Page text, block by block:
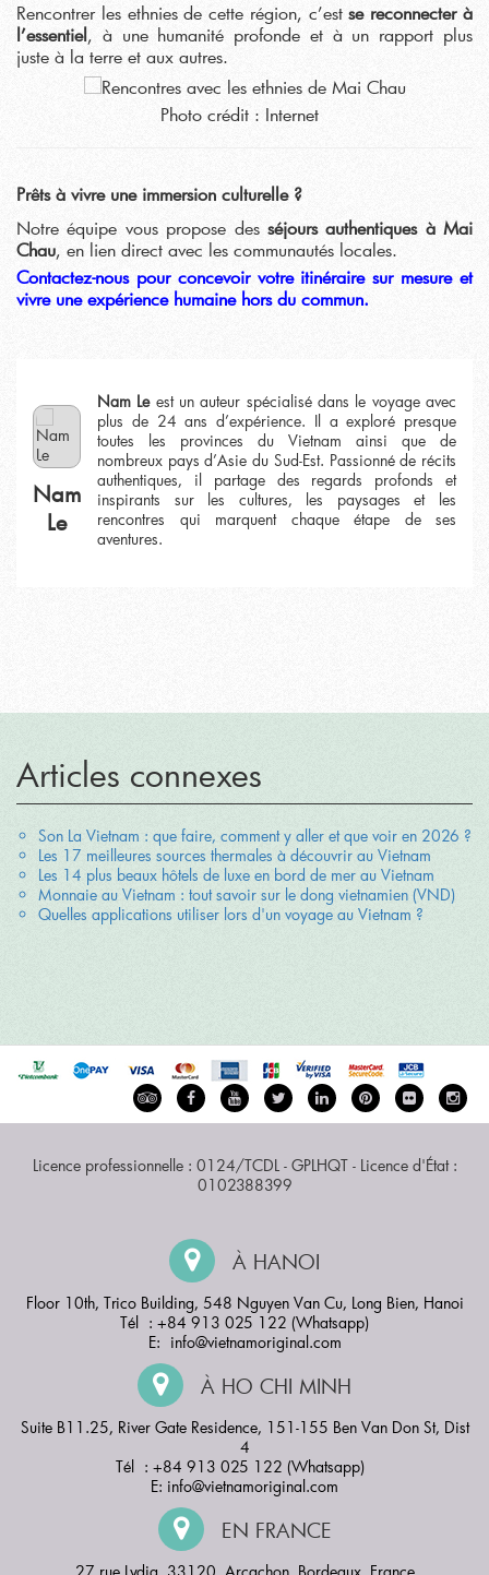
Rencontrer les ethnies de cette région, c’estse reconnecter à
l’essentiel, à une humanité profonde et à un rapport plus
juste à la terre et aux autres.
Photo crédit : Internet
Prêts à vivre une immersion culturelle ?
Notre équipe vous propose des séjours authentiques à Mai
Chau, en lien direct avec les communautés locales.
Contactez-nous pour concevoir votre itinéraire sur mesure et
vivre une expérience humaine hors du commun.
Nam
Le
Nam Leest un auteur spécialisé dans le voyage avec
plus de 24 ans d’expérience. Il a exploré presque
toutes les provinces du Vietnam ainsi que de
nombreux pays d’Asie du Sud-Est. Passionné de récits
authentiques, il partage des regards profonds et
inspirants sur les cultures, les paysages et les
rencontres qui marquent chaque étape de ses
aventures.
Articles connexes
Son La Vietnam : que faire, comment y aller et que voir en 2026 ?
Les 17 meilleures sources thermales à découvrir au Vietnam
Les 14 plus beaux hôtels de luxe en bord de mer au Vietnam
Monnaie au Vietnam : tout savoir sur le dong vietnamien (VND)
Quelles applications utiliser lors d'un voyage au Vietnam ?
Licence professionnelle : 0124/TCDL - GPLHQT - Licence d'État :
0102388399
À HANOI
Floor 10th, Trico Building, 548 Nguyen Van Cu, Long Bien, Hanoi
Tél : +84 913 025 122 (Whatsapp)
E: info@vietnamoriginal.com
À HO CHI MINH
Suite B11.25, River Gate Residence, 151-155 Ben Van Don St, Dist
4
Tél : +84 913 025 122 (Whatsapp)
E: info@vietnamoriginal.com
EN FRANCE
27 rue Lydia, 33120, Arcachon, Bordeaux, France